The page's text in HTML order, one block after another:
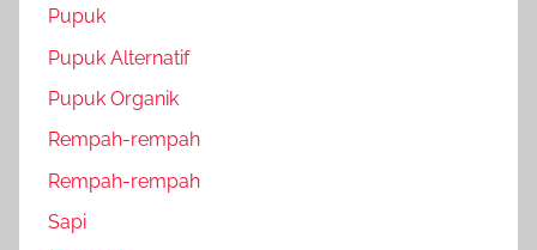
Pupuk
Pupuk Alternatif
Pupuk Organik
Rempah-rempah
Rempah-rempah
Sapi